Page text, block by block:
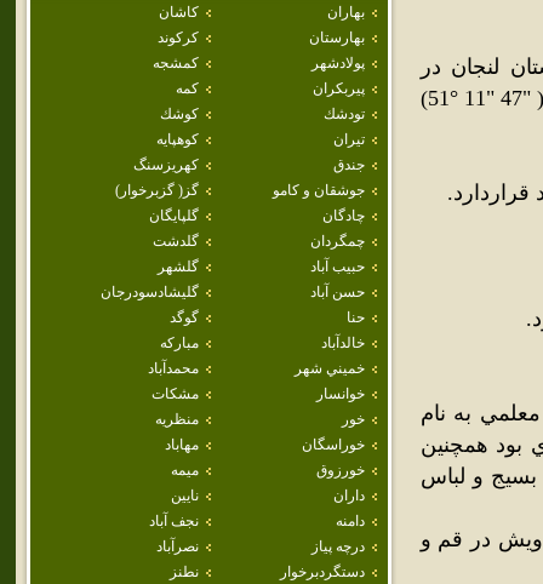
بهاران
كاشان
بهارستان
كركوند
پولادشهر
كمشجه
پيربكران
كمه
تودشك
كوشك
تيران
كوهپايه
جندق
كهريزسنگ
جوشقان و كامو
گز( گزبرخوار)
چادگان
گلپايگان
چمگردان
گلدشت
حبيب آباد
گلشهر
حسن آباد
گليشادسودرجان
حنا
گوگد
خالدآباد
مباركه
خميني شهر
محمدآباد
خوانسار
مشكات
خور
منظريه
خوراسگان
مهاباد
خورزوق
ميمه
داران
نايين
دامنه
نجف آباد
درچه پياز
نصرآباد
دستگردبرخوار
نطنز
لنجان در
مرکز ايران است. موقعيت جغرافيايي آن در ("26 "20 °32) شمالي و ( "47 "11 °51)
به نام
بود همچنين
بسيج و لباس
در قم و